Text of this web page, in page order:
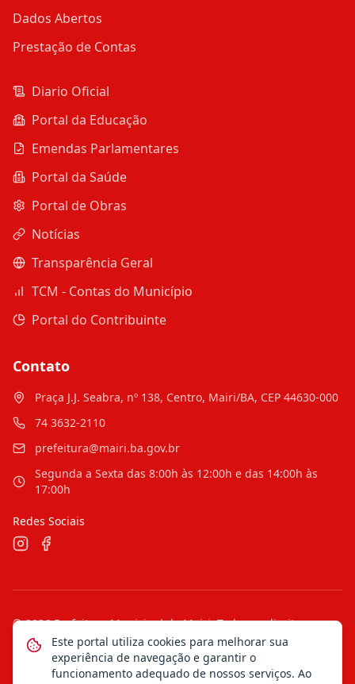
Dados Abertos
Prestação de Contas
Diario Oficial
Portal da Educação
Emendas Parlamentares
Portal da Saúde
Portal de Obras
Notícias
Transparência Geral
TCM - Contas do Município
Portal do Contribuinte
Contato
Praça J.J. Seabra, nº 138, Centro, Mairi/BA, CEP 44630-000
74 3632-2110
prefeitura@mairi.ba.gov.br
Segunda a Sexta das 8:00h às 12:00h e das 14:00h às
17:00h
Redes Sociais
©2026 Prefeitura Municipal de Mairi. Todos os direitos
reservados.
Mapa do Site
Notícias Transparência
Este portal utiliza cookies para melhorar sua
experiência de navegação e garantir o
funcionamento adequado de nossos serviços. Ao